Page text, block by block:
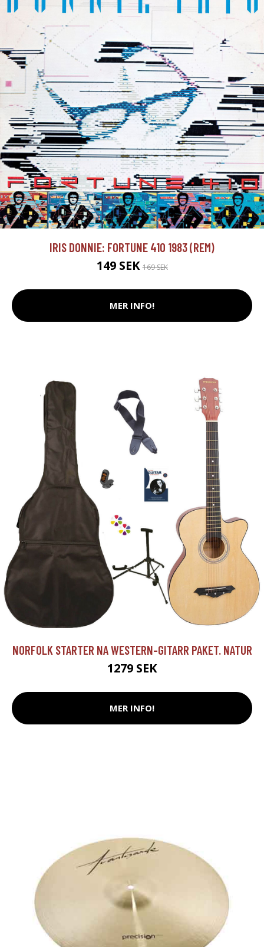
IRIS DONNIE: FORTUNE 410 1983 (REM)
149 SEK169 SEK
MER INFO!
NORFOLK STARTER NA WESTERN-GITARR PAKET. NATUR
1279 SEK
MER INFO!